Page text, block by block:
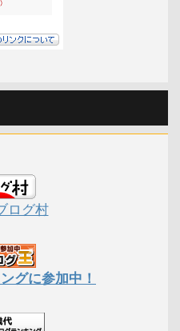
ログ村
グに参加中！